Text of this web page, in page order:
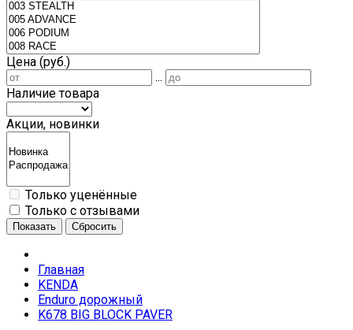
Цена (руб.)
...
Наличие товара
Акции, новинки
Только уценённые
Только с отзывами
Показать Сбросить
Главная
KENDA
Enduro дорожный
K678 BIG BLOCK PAVER